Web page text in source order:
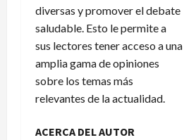
diversas y promover el debate
saludable. Esto le permite a
sus lectores tener acceso a una
amplia gama de opiniones
sobre los temas más
relevantes de la actualidad.
ACERCA DEL AUTOR